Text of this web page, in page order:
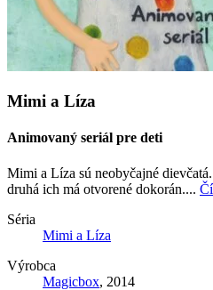
Mimi a Líza
Animovaný seriál pre deti
Mimi a Líza sú neobyčajné
druhá ich má otvorené dokorán....
Séria
Mimi a Líza
Výrobca
Magicbox, 2014